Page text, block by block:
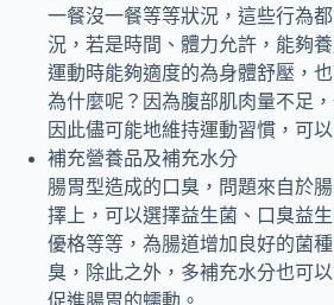
一餐沒一餐等等狀況，這些行為
況，若是時間、體力允許，能夠
運動時能夠適度的為身體舒壓，
為什麼呢？因為腹部肌肉量不足
因此儘可能地維持運動習慣，可
補充營養品及補充水分
腸胃型造成的口臭，問題來自於
擇上，可以選擇益生菌、口臭益
優格等等，為腸道增加良好的菌
臭，除此之外，多補充水分也可
促進腸胃的蠕動。